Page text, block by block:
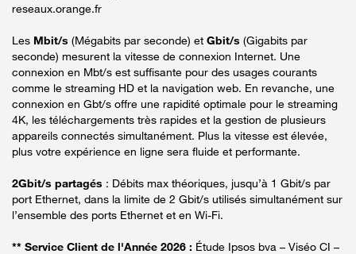
reseaux.orange.fr
Les Mbit/s (Mégabits par seconde) et Gbit/s (Gigabits par
seconde) mesurent la vitesse de connexion Internet. Une
connexion en Mbt/s est suffisante pour des usages courants
comme le streaming HD et la navigation web. En revanche, une
connexion en Gbt/s offre une rapidité optimale pour le streaming
4K, les téléchargements très rapides et la gestion de plusieurs
appareils connectés simultanément. Plus la vitesse est élevée,
plus votre expérience en ligne sera fluide et performante.
2Gbit/s partagés : Débits max théoriques, jusqu’à 1 Gbit/s par
port Ethernet, dans la limite de 2 Gbit/s utilisés simultanément sur
l’ensemble des ports Ethernet et en Wi-Fi.
** Service Client de l'Année 2026 : Étude Ipsos bva – Viséo CI –